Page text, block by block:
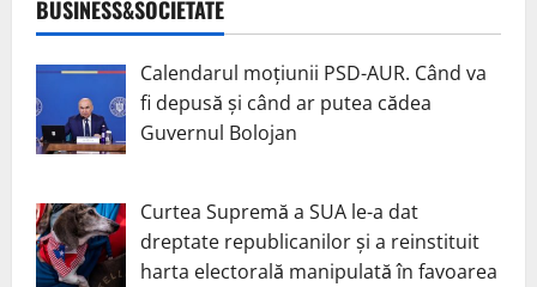
BUSINESS&SOCIETATE
Calendarul moțiunii PSD-AUR. Când va
fi depusă și când ar putea cădea
Guvernul Bolojan
Curtea Supremă a SUA le-a dat
dreptate republicanilor și a reinstituit
harta electorală manipulată în favoarea